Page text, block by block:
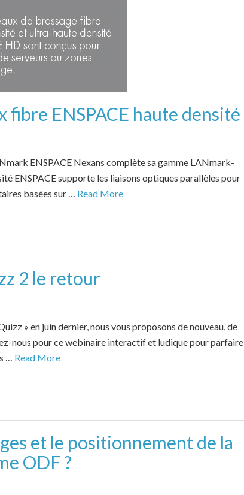
fibre ENSPACE haute densité
ENSPACE Nexans complète sa gamme LANmark-
ENSPACE supporte les liaisons optiques parallèles pour
basées sur … Read More
2 le retour
» en juin dernier, nous vous proposons de nouveau, de
nous pour ce webinaire interactif et ludique pour parfaire
… Read More
et le positionnement de la
ODF ?